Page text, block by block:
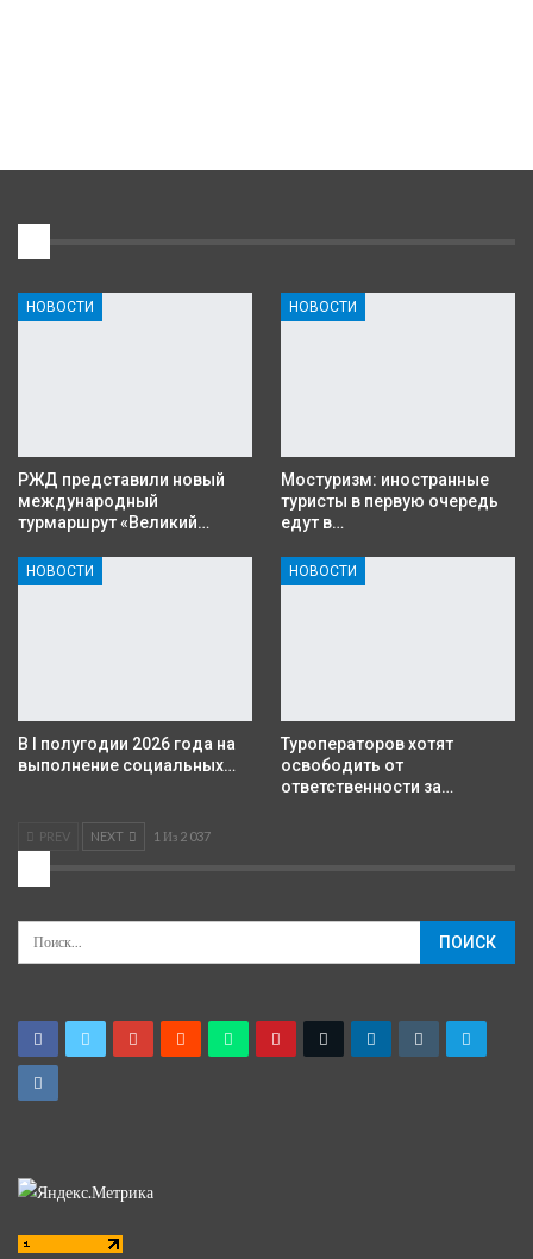
НОВОСТИ
РЖД представили новый
международный
турмаршрут «Великий…
НОВОСТИ
Мостуризм: иностранные
туристы в первую очередь
едут в…
НОВОСТИ
В I полугодии 2026 года на
выполнение социальных…
НОВОСТИ
Туроператоров хотят
освободить от
ответственности за…
PREV NEXT 1 Из 2 037